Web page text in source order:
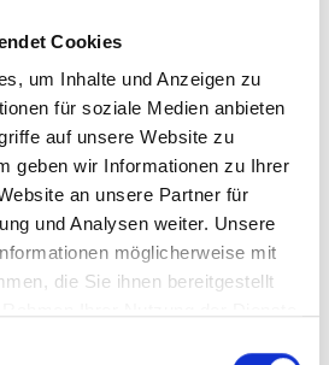
Cookies
um Inhalte und Anzeigen zu
für soziale Medien anbieten
auf unsere Website zu
geben wir Informationen zu Ihrer
an unsere Partner für
und Analysen weiter. Unsere
möglicherweise mit
die Sie ihnen bereitgestellt
Ihre Zukunft mit
Ihre Online-Bewerbung
Gehaltsvorstellung und
Eintrittstermins).